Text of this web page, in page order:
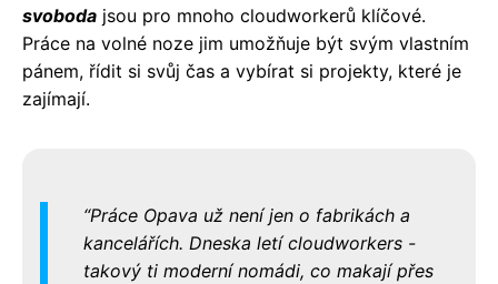
svoboda jsou pro mnoho cloudworkerů klíčové.
Práce na volné noze jim umožňuje být svým vlastním
pánem, řídit si svůj čas a vybírat si projekty, které je
zajímají.
Práce Opava už není jen o fabrikách a
kancelářích. Dneska letí cloudworkers -
takový ti moderní nomádi, co makají přes